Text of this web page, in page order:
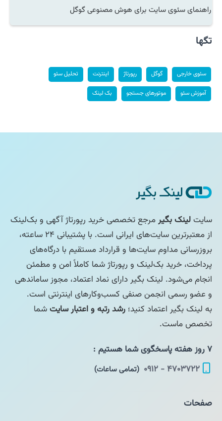
راهنمای سئوی سایت برای هوش مصنوعی گوگل
تگها
سئوی خارجی گوگل رپورتاژ اینترنت تحلیل سئو
آموزش سئو موتورهای جستجو بک لینک
سایتلینک بگیرمرجع تخصصی خرید رپورتاژ آگهی و بک‌لینک
از معتبرترین سایت‌های ایرانی است. با پشتیبانی ۲۴ ساعته،
بروزرسانی مداوم سایت‌ها و قرارداد مستقیم با درگاه‌های
پرداخت، خرید بک‌لینک و رپورتاژ شما کاملاً امن و مطمئن
انجام می‌شود. لینک بگیر دارای نماد اعتماد، مجوز ساماندهی
و عضو رسمی انجمن صنفی کسب‌وکارهای اینترنتی است.
به لینک بگیر اعتماد کنید؛ رشد رتبه و اعتبار سایتشما
تخصص ماست.
۷ روز هفته پاسخگوی شما هستیم :
۴۷۰۳۷۲۲ - ۰۹۱۲
(تمامی ساعات)
صفحات